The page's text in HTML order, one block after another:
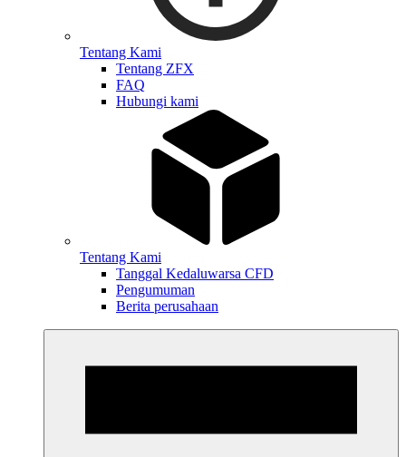
Tentang Kami
Tentang ZFX
FAQ
Hubungi kami
Tentang Kami
Tanggal Kedaluwarsa CFD
Pengumuman
Berita perusahaan